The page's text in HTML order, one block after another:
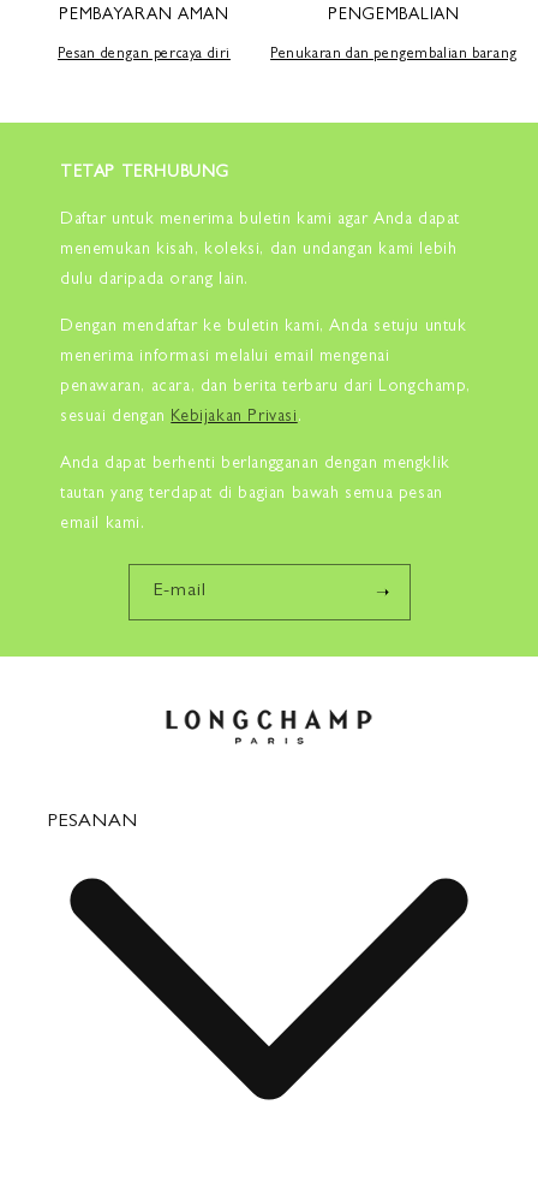
PEMBAYARAN AMAN
Pesan dengan percaya diri
PENGEMBALIAN
Penukaran dan pengembalian barang
TETAP TERHUBUNG
Daftar untuk menerima buletin kami agar Anda dapat
menemukan kisah, koleksi, dan undangan kami lebih
dulu daripada orang lain.
Dengan mendaftar ke buletin kami, Anda setuju untuk
menerima informasi melalui email mengenai
penawaran, acara, dan berita terbaru dari Longchamp,
sesuai dengan Kebijakan Privasi .
Anda dapat berhenti berlangganan dengan mengklik
tautan yang terdapat di bagian bawah semua pesan
email kami.
E-mail
PESANAN